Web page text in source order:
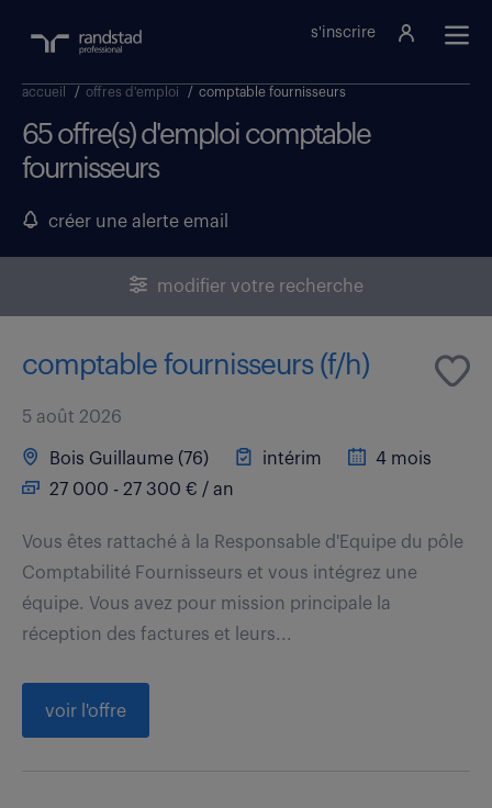
s'inscrire
accueil / offres d'emploi / comptable fournisseurs
65 offre(s) d'emploi comptable
fournisseurs
créer une alerte email
modifier votre recherche
comptable fournisseurs (f/h)
5 août 2026
Bois Guillaume (76) intérim
4 mois
27 000 - 27 300 € / an
Vous êtes rattaché à la Responsable d'Equipe du pôle
Comptabilité Fournisseurs et vous intégrez une
équipe. Vous avez pour mission principale la
réception des factures et leurs...
voir l'offre